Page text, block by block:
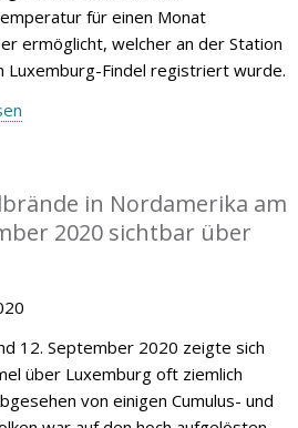
für einen Monat
ermöglicht, welcher an der Station
Luxemburg-Findel registriert wurde.
in Nordamerika am
2020 sichtbar über
12. September 2020 zeigte sich
über Luxemburg oft ziemlich
von einigen Cumulus- und